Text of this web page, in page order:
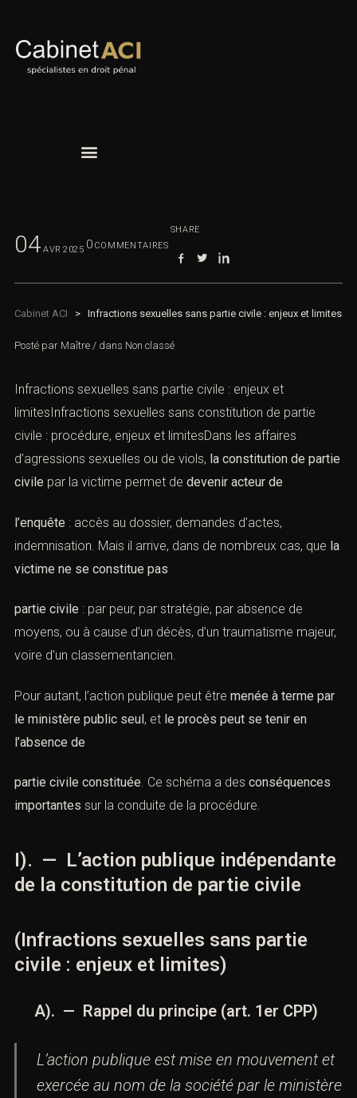
04 AVR 2025 0 COMMENTAIRES
SHARE
Cabinet ACI > Infractions sexuelles sans partie civile : enjeux et limites
Posté par Maître / dans Non classé
Infractions sexuelles sans partie civile : enjeux et
limitesInfractions sexuelles sans constitution de partie
civile : procédure, enjeux et limitesDans les affaires
d’agressions sexuelles ou de viols, la constitution de partie
civile par la victime permet de devenir acteur de
l’enquête : accès au dossier, demandes d’actes,
indemnisation. Mais il arrive, dans de nombreux cas, que la
victime ne se constitue pas
partie civile : par peur, par stratégie, par absence de
moyens, ou à cause d’un décès, d’un traumatisme majeur,
voire d’un classementancien.
Pour autant, l’action publique peut être menée à terme par
le ministère public seul, et le procès peut se tenir en
l’absence de
partie civile constituée. Ce schéma a des conséquences
importantes sur la conduite de la procédure.
I). — L’action publique indépendante
de la constitution de partie civile
(Infractions sexuelles sans partie
civile : enjeux et limites)
A). — Rappel du principe (art. 1er CPP)
L’action publique est mise en mouvement et
exercée au nom de la société par le ministère